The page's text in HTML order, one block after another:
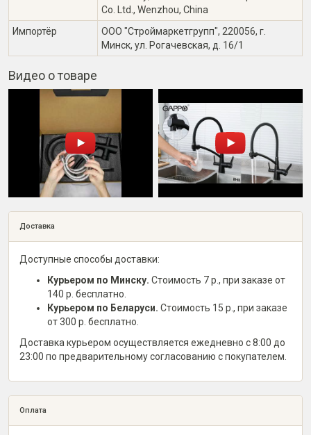
Co. Ltd., Wenzhou, China
Импортёр
ООО "Строймаркетгрупп", 220056, г.
Минск, ул. Рогачевская, д. 16/1
Видео о товаре
Доставка
Доступные способы доставки:
Курьером по Минску. Стоимость 7 р., при заказе от
140 р. бесплатно.
Курьером по Беларуси. Стоимость 15 р., при заказе
от 300 р. бесплатно.
Доставка курьером осуществляется ежедневно с 8:00 до
23:00 по предварительному согласованию с покупателем.
Оплата